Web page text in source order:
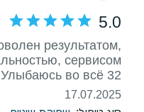
5.0
результатом,
Улыбаюсь во всё 32.
17.07.2025